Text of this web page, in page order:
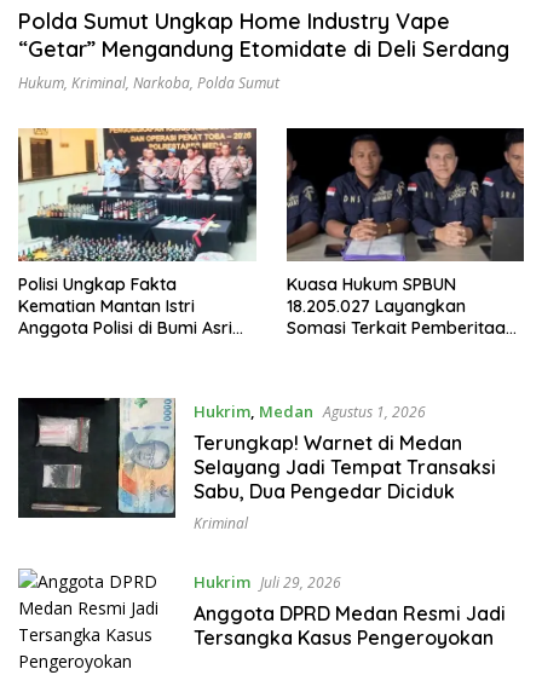
‎Polda Sumut Ungkap Home Industry Vape
“Getar” Mengandung Etomidate di Deli Serdang ‎
Hukum, Kriminal, Narkoba, Polda Sumut
Polisi Ungkap Fakta
Kematian Mantan Istri
Anggota Polisi di Bumi Asri
Kuasa Hukum SPBUN
18.205.027 Layangkan
Somasi Terkait Pemberitaan
Hukrim, Medan Agustus 1, 2026
Terungkap! Warnet di Medan
Selayang Jadi Tempat Transaksi
Sabu, Dua Pengedar Diciduk
Kriminal
Hukrim Juli 29, 2026
Anggota DPRD Medan Resmi Jadi
Tersangka Kasus Pengeroyokan